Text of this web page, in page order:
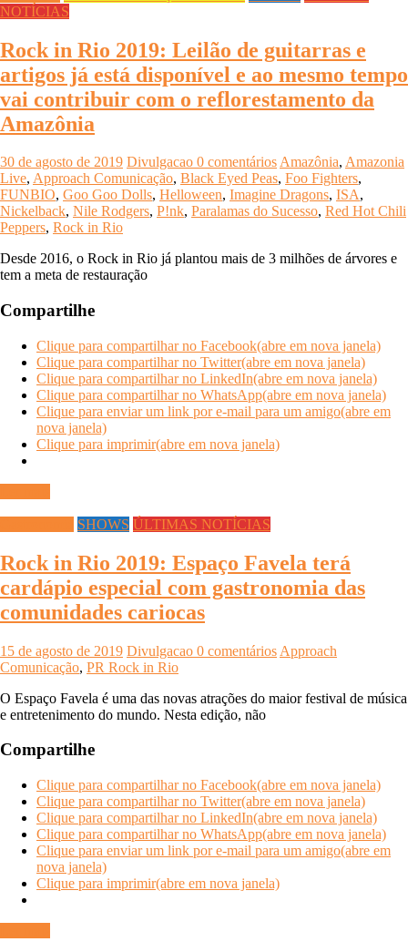
NOTÍCIAS
Rock in Rio 2019: Leilão de guitarras e
artigos já está disponível e ao mesmo tempo
vai contribuir com o reflorestamento da
Amazônia
30 de agosto de 2019 Divulgacao 0 comentáriosAmazônia, Amazonia
Live, Approach Comunicação, Black Eyed Peas, Foo Fighters,
FUNBIO, Goo Goo Dolls, Helloween, Imagine Dragons, ISA,
Nickelback, Nile Rodgers, P!nk, Paralamas do Sucesso, Red Hot Chili
Peppers, Rock in Rio
Desde 2016, o Rock in Rio já plantou mais de 3 milhões de árvores e
tem a meta de restauração
Compartilhe
Clique para compartilhar no Facebook(abre em nova janela)
Clique para compartilhar no Twitter(abre em nova janela)
Clique para compartilhar no LinkedIn(abre em nova janela)
Clique para compartilhar no WhatsApp(abre em nova janela)
Clique para enviar um link por e-mail para um amigo(abre em
nova janela)
Clique para imprimir(abre em nova janela)
SHOWS ÚLTIMAS NOTÍCIAS
Rock in Rio 2019: Espaço Favela terá
cardápio especial com gastronomia das
comunidades cariocas
15 de agosto de 2019 Divulgacao 0 comentários Approach
Comunicação, PR Rock in Rio
O Espaço Favela é uma das novas atrações do maior festival de música
e entretenimento do mundo. Nesta edição, não
Compartilhe
Clique para compartilhar no Facebook(abre em nova janela)
Clique para compartilhar no Twitter(abre em nova janela)
Clique para compartilhar no LinkedIn(abre em nova janela)
Clique para compartilhar no WhatsApp(abre em nova janela)
Clique para enviar um link por e-mail para um amigo(abre em
nova janela)
Clique para imprimir(abre em nova janela)